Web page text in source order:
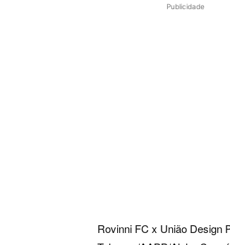
Publicidade
Rovinni FC x União Design